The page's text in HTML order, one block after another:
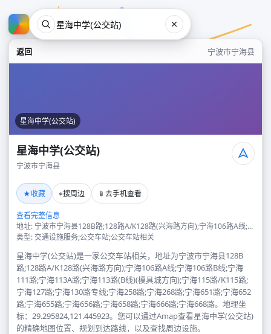
返回 宁波市宁海县
星海中学(公交站)
星海中学(公交站)
宁波市宁海县
★收藏 ⌖搜周边 📱 去手机查看
查看完整信息
地址: 宁波市宁海县128B路;128路A/K128路(兴海路方向);宁海106路A线;...
类型: 交通设施服务;公交车站;公交车站相关
星海中学(公交站)是一家公交车站相关，地址为宁波市宁海县128B
路;128路A/K128路(兴海路方向);宁海106路A线;宁海106路B线;宁海
111路;宁海113A路;宁海113路(B线)(模具城方向);宁海115路/K115路;
宁海127路;宁海130路专线;宁海258路;宁海268路;宁海651路;宁海652
路;宁海655路;宁海656路;宁海658路;宁海666路;宁海668路。地理坐
标：29.295824,121.445923。您可以通过Amap查看星海中学(公交站)
的精确地图位置、规划到达路线，以及查找周边设施。